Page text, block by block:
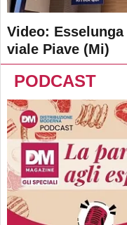
Video:
viale Piave (Mi)
PODCAST